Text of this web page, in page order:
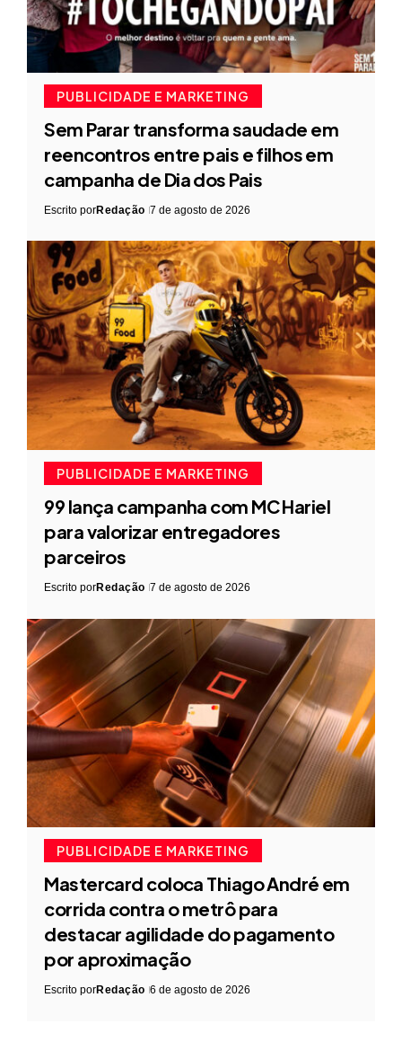
PUBLICIDADE E MARKETING
Sem Parar transforma saudade em
reencontros entre pais e filhos em
campanha de Dia dos Pais
Escrito porRedação 7 de agosto de 2026
PUBLICIDADE E MARKETING
99 lança campanha com MC Hariel
para valorizar entregadores
parceiros
Escrito porRedação 7 de agosto de 2026
PUBLICIDADE E MARKETING
Mastercard coloca Thiago André em
corrida contra o metrô para
destacar agilidade do pagamento
por aproximação
Escrito porRedação 6 de agosto de 2026